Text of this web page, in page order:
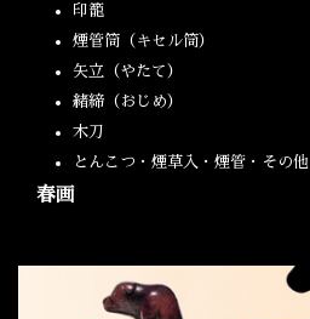
印籠
煙管筒（キセル筒）
矢立（やたて）
緒締（おじめ）
木刀
とんこつ・煙草入・煙管・その他
春画